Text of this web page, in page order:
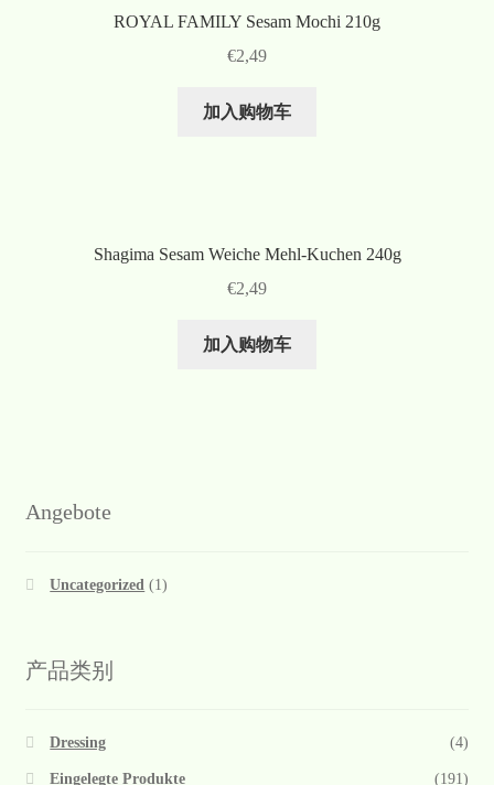
ROYAL FAMILY Sesam Mochi 210g
€2,49
加入购物车
Shagima Sesam Weiche Mehl-Kuchen 240g
€2,49
加入购物车
Angebote
Uncategorized (1)
产品类别
Dressing (4)
Eingelegte Produkte (191)